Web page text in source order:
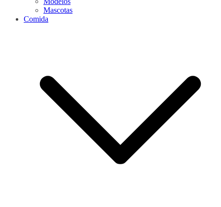
Mascotas
Comida